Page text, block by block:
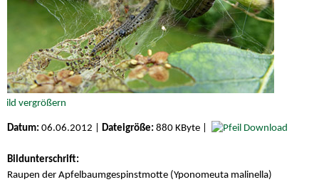
Datum: 06.06.2012 | Dateigröße: 880 KByte | Download
Bildunterschrift:
Raupen der Apfelbaumgespinstmotte (Yponomeuta malinella)